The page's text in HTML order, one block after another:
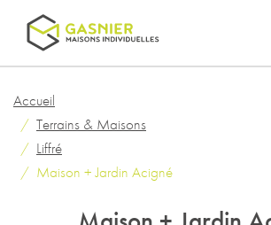
Accueil
Terrains & Maisons
Liffré
Maison + Jardin Acigné